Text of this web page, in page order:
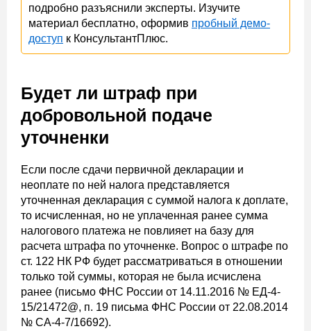
подробно разъяснили эксперты. Изучите
материал бесплатно, оформив пробный демо-
доступ к КонсультантПлюс.
Будет ли штраф при
добровольной подаче
уточненки
Если после сдачи первичной декларации и
неоплате по ней налога представляется
уточненная декларация с суммой налога к доплате,
то исчисленная, но не уплаченная ранее сумма
налогового платежа не повлияет на базу для
расчета штрафа по уточненке. Вопрос о штрафе по
ст. 122 НК РФ будет рассматриваться в отношении
только той суммы, которая не была исчислена
ранее (письмо ФНС России от 14.11.2016 № ЕД-4-
15/21472@, п. 19 письма ФНС России от 22.08.2014
№ СА-4-7/16692).